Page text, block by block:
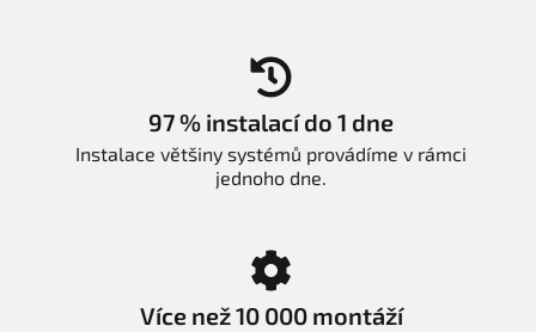
97 % instalací do 1 dne
Instalace většiny systémů provádíme v rámci
jednoho dne.
Více než 10 000 montáží